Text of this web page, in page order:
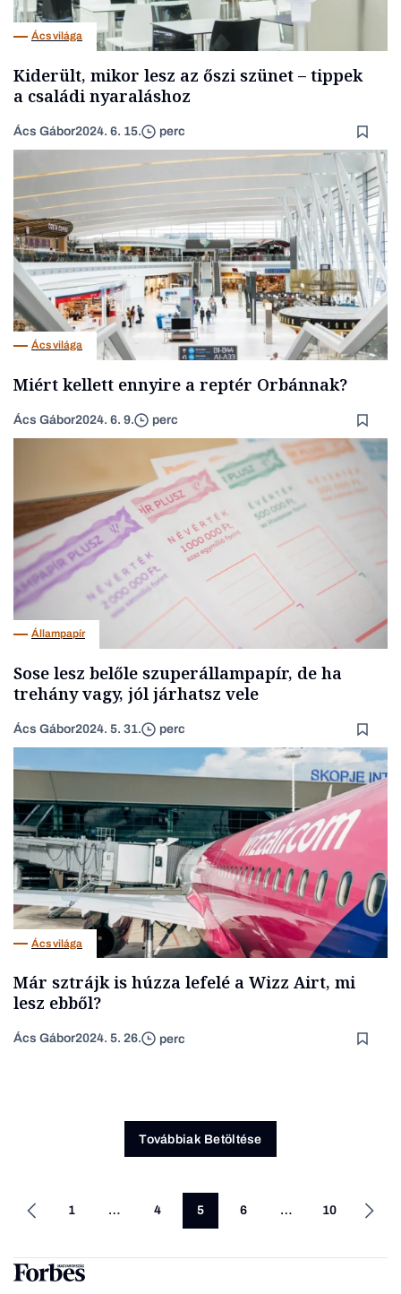
Ács világa
Kiderült, mikor lesz az őszi szünet – tippek
a családi nyaraláshoz
Ács Gábor2024. 6. 15. perc
Ács világa
Miért kellett ennyire a reptér Orbánnak?
Ács Gábor2024. 6. 9. perc
Állampapír
Sose lesz belőle szuperállampapír, de ha
trehány vagy, jól járhatsz vele
Ács Gábor2024. 5. 31. perc
Ács világa
Már sztrájk is húzza lefelé a Wizz Airt, mi
lesz ebből?
Ács Gábor2024. 5. 26. perc
Továbbiak Betöltése
1 … 4 5 6 … 10